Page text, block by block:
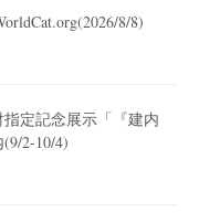
8/8)
定記念展示「『建内
2-10/4)